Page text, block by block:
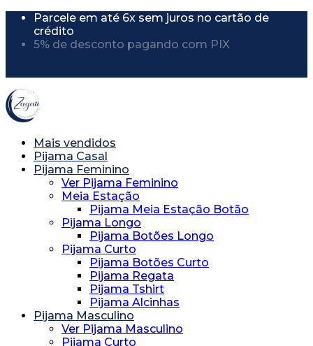
Parcele em até 6x sem juros no cartão de
crédito
5% de desconto pagando com PIX
Mais vendidos
Pijama Casal
Pijama Feminino
Ver Pijama Feminino
Meia Estação
Pijama Meia Estação Botão
Pijama Longo
Pijama Botões Longo
Pijama Curto
Pijama Botões Curto
Pijama Regata
Pijama Tshirt
Pijama Alcinhas
Pijama Masculino
Ver Pijama Masculino
Pijama Curto